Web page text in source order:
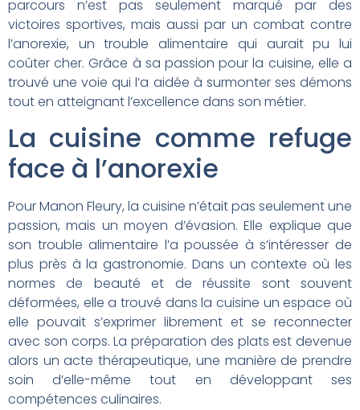
parcours n’est pas seulement marqué par des
victoires sportives, mais aussi par un combat contre
l’anorexie, un trouble alimentaire qui aurait pu lui
coûter cher. Grâce à sa passion pour la cuisine, elle a
trouvé une voie qui l’a aidée à surmonter ses démons
tout en atteignant l’excellence dans son métier.
La cuisine comme refuge
face à l’anorexie
Pour Manon Fleury, la cuisine n’était pas seulement une
passion, mais un moyen d’évasion. Elle explique que
son trouble alimentaire l’a poussée à s’intéresser de
plus près à la gastronomie. Dans un contexte où les
normes de beauté et de réussite sont souvent
déformées, elle a trouvé dans la cuisine un espace où
elle pouvait s’exprimer librement et se reconnecter
avec son corps. La préparation des plats est devenue
alors un acte thérapeutique, une manière de prendre
soin d’elle-même tout en développant ses
compétences culinaires.